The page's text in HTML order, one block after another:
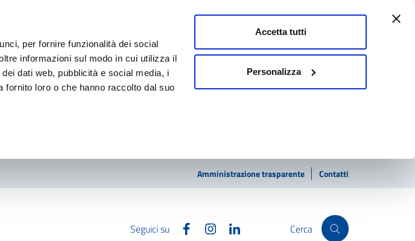
per fornire funzionalità dei social
informazioni sul modo in cui utilizza il
dati web, pubblicità e social media, i
fornito loro o che hanno raccolto dal suo
Accetta tutti
Personalizza
Amministrazione trasparente Contatti
Seguici su FacebookInstagram Cerca